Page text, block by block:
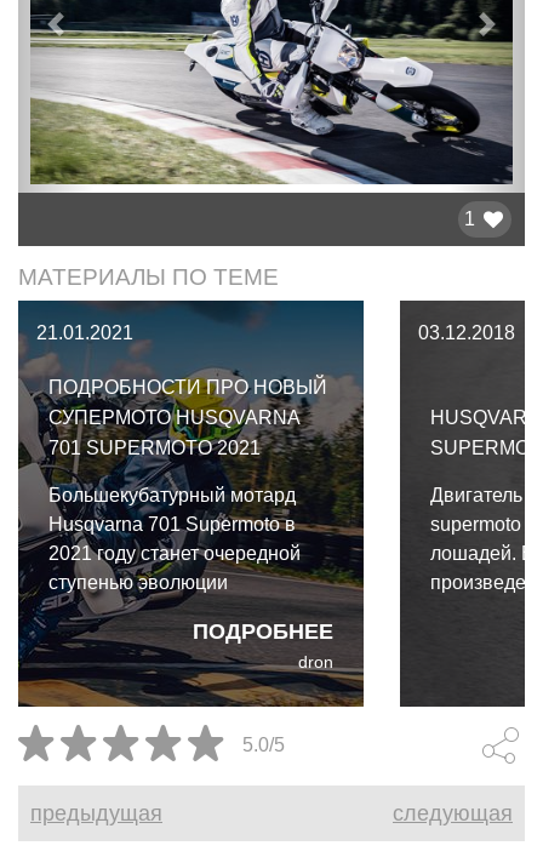
Предыдущий
1
МАТЕРИАЛЫ ПО ТЕМЕ
21.01.2021
ПОДРОБНОСТИ ПРО НОВЫЙ
СУПЕРМОТО HUSQVARNA
701 SUPERMOTO 2021
ПОДРОБНЕЕ
Большекубатурный мотард
Husqvarna 701 Supermoto в
2021 году станет очередной
ступенью эволюции
предыдущей версии. Мотоцикл
по-прежнему полностью
оснащён для езды по дорогам,
имеет положенную для дорог
светотехнику, зеркала,
крепление номера, а в версии
2021 года омологирован под
требования Euro 5.
dron
03.12.2018
Двигатель
supermoto
лошадей.
позволяют
от класса
5.0/5
предыдущая следующая